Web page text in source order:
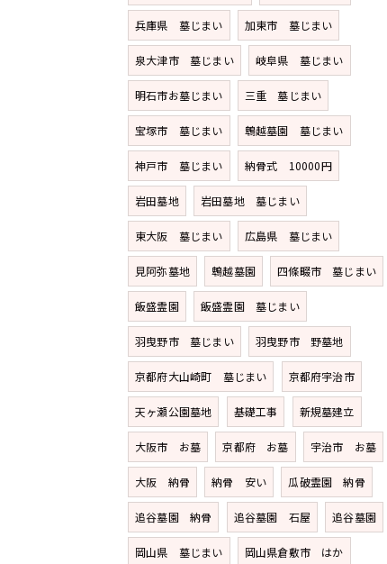
兵庫県 墓じまい 加東市 墓じまい
泉大津市 墓じまい 岐阜県 墓じまい
明石市お墓じまい 三重 墓じまい
宝塚市 墓じまい 鵯越墓園 墓じまい
神戸市 墓じまい 納骨式 10000円
岩田墓地 岩田墓地 墓じまい
東大阪 墓じまい 広島県 墓じまい
見阿弥墓地 鵯越墓園 四條畷市 墓じまい
飯盛霊園 飯盛霊園 墓じまい
羽曳野市 墓じまい 羽曳野市 野墓地
京都府大山崎町 墓じまい 京都府宇治市
天ヶ瀬公園墓地 基礎工事 新規墓建立
大阪市 お墓 京都府 お墓 宇治市 お墓
大阪 納骨 納骨 安い 瓜破霊園 納骨
追谷墓園 納骨 追谷墓園 石屋 追谷墓園
岡山県 墓じまい 岡山県倉敷市 はか